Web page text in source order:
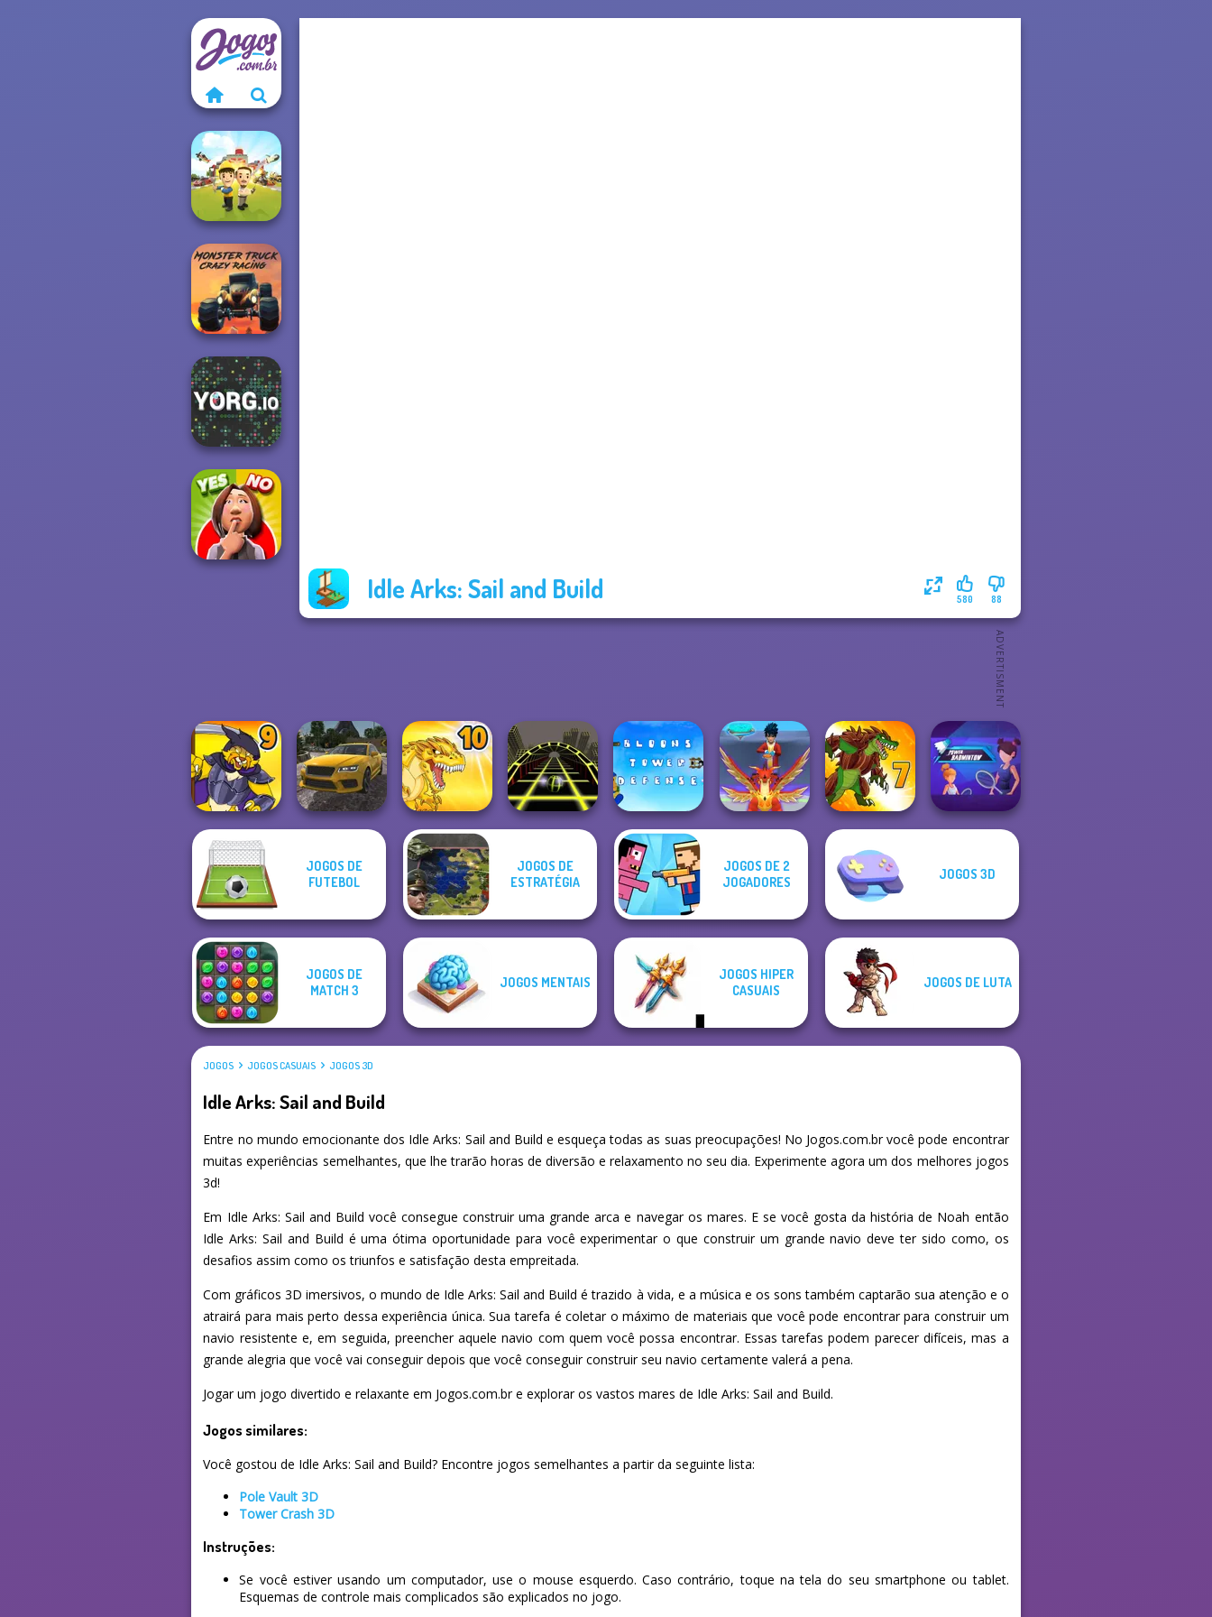
Idle Arks: Sail and Build 88
580
Idle Inventor
Monster Truck
Crazy Racing
YORG.io
Dynamons 9
Real Drift
Multiplayer
Dynamons 10 Ball Surfer 3D
Bloons Tower
Defense
Mystical Blade 3D Dynamons 7
Power
JOGOS DE
FUTEBOL
JOGOS DE
ESTRATÉGIA
JOGOS DE 2
JOGADORES
JOGOS 3D
JOGOS DE
MATCH 3
JOGOS MENTAIS
JOGOS HIPER
CASUAIS
JOGOS DE LUTA
JOGOS JOGOS CASUAIS JOGOS 3D
Idle Arks: Sail and Build
Entre no mundo emocionante dos Idle Arks: Sail and Build e esqueça todas as suas preocupações! No Jogos.com.br você pode encontrar
muitas experiências semelhantes, que lhe trarão horas de diversão e relaxamento no seu dia. Experimente agora um dos melhores jogos
3d!
Em Idle Arks: Sail and Build você consegue construir uma grande arca e navegar os mares. E se você gosta da história de Noah então
Idle Arks: Sail and Build é uma ótima oportunidade para você experimentar o que construir um grande navio deve ter sido como, os
desafios assim como os triunfos e satisfação desta empreitada.
Com gráficos 3D imersivos, o mundo de Idle Arks: Sail and Build é trazido à vida, e a música e os sons também captarão sua atenção e o
atrairá para mais perto dessa experiência única. Sua tarefa é coletar o máximo de materiais que você pode encontrar para construir um
navio resistente e, em seguida, preencher aquele navio com quem você possa encontrar. Essas tarefas podem parecer difíceis, mas a
grande alegria que você vai conseguir depois que você conseguir construir seu navio certamente valerá a pena.
Jogar um jogo divertido e relaxante em Jogos.com.br e explorar os vastos mares de Idle Arks: Sail and Build.
Jogos similares:
Você gostou de Idle Arks: Sail and Build? Encontre jogos semelhantes a partir da seguinte lista:
Pole Vault 3D
Tower Crash 3D
Instruções:
Se você estiver usando um computador, use o mouse esquerdo. Caso contrário, toque na tela do seu smartphone ou tablet.
Esquemas de controle mais complicados são explicados no jogo.